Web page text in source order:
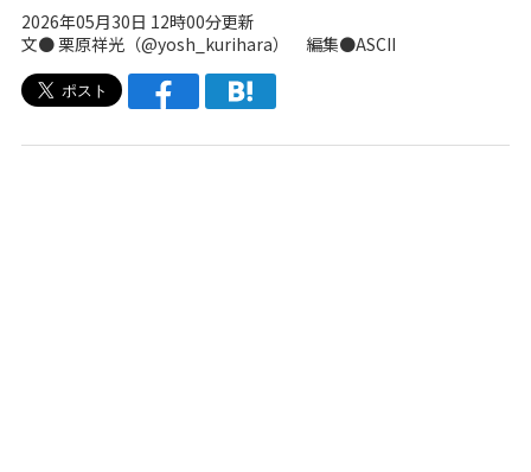
2026年05月30日 12時00分更新
文● 栗原祥光（@yosh_kurihara） 編集●ASCII